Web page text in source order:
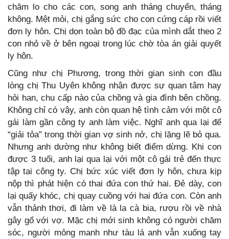
chăm lo cho các con, song anh tháng chuyển, tháng
không. Mệt mỏi, chị gắng sức cho con cứng cáp rồi viết
đơn ly hôn. Chị dọn toàn bộ đồ đạc của mình dắt theo 2
con nhỏ về ở bên ngoại trong lúc chờ tòa án giải quyết
ly hôn.
Cũng như chị Phương, trong thời gian sinh con đầu
lòng chị Thu Uyên không nhận được sự quan tâm hay
hỏi han, chu cấp nào của chồng và gia đình bên chồng.
Không chỉ có vậy, anh còn quan hệ tình cảm với một cô
gái làm gần công ty anh làm việc. Nghĩ anh qua lại để
“giải tỏa” trong thời gian vợ sinh nở, chị lặng lẽ bỏ qua.
Nhưng anh dường như không biết điểm dừng. Khi con
được 3 tuổi, anh lại qua lại với một cô gái trẻ đến thực
tập tại công ty. Chị bức xúc viết đơn ly hôn, chưa kịp
nộp thì phát hiện có thai đứa con thứ hai. Đẻ dày, con
lại quấy khóc, chị quay cuồng với hai đứa con. Còn anh
vẫn thảnh thơi, đi làm về là la cà bia, rượu rồi về nhà
gây gổ với vợ. Mặc chị mới sinh không có người chăm
sóc, người mỏng manh như tàu lá anh vẫn xuống tay